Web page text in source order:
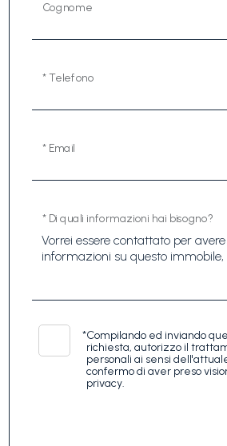
Cognome
* Telefono
* Email
* Di quali informazioni hai bisogno?
*Compilando ed inviando
richiesta, autorizzo il
personali ai sensi
confermo di aver preso
privacy.